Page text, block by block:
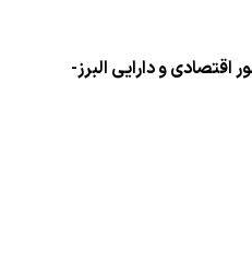
اقتصادی و دارایی البرز-